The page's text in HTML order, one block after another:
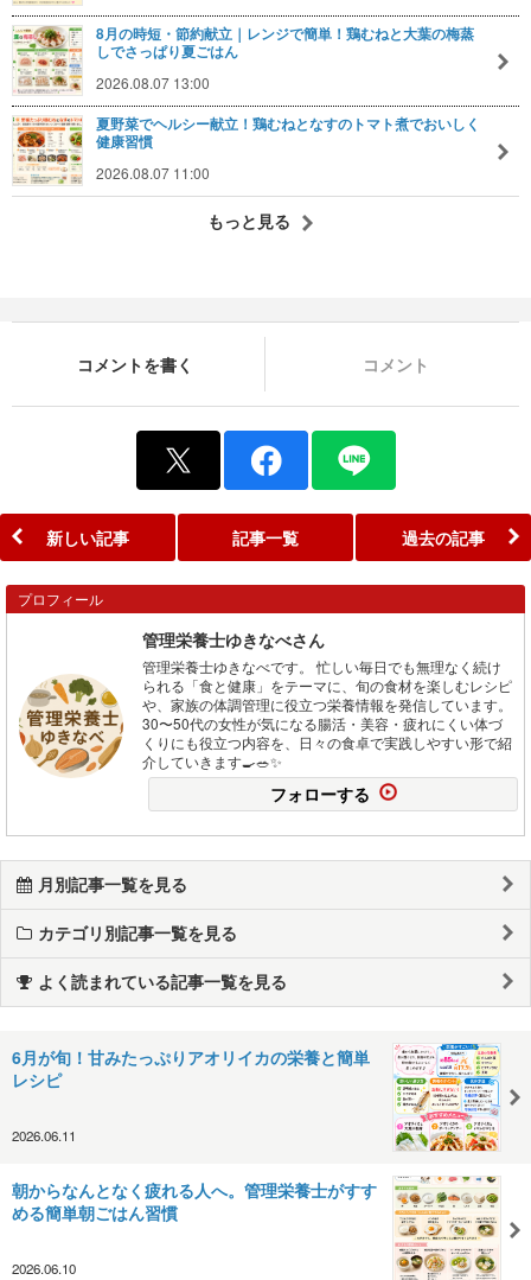
8月の時短・節約献立｜レンジで簡単！鶏むねと大葉の梅蒸
しでさっぱり夏ごはん
2026.08.07 13:00
夏野菜でヘルシー献立！鶏むねとなすのトマト煮でおいしく
健康習慣
2026.08.07 11:00
もっと見る
コメントを書く コメント
新しい記事 記事一覧 過去の記事
プロフィール
管理栄養士ゆきなべさん
管理栄養士ゆきなべです。 忙しい毎日でも無理なく続け
られる「食と健康」をテーマに、旬の食材を楽しむレシピ
や、家族の体調管理に役立つ栄養情報を発信しています。
30〜50代の女性が気になる腸活・美容・疲れにくい体づ
くりにも役立つ内容を、日々の食卓で実践しやすい形で紹
介していきます🍳🥗✨
フォローする
月別記事一覧を見る
カテゴリ別記事一覧を見る
よく読まれている記事一覧を見る
6月が旬！甘みたっぷりアオリイカの栄養と簡単
レシピ
2026.06.11
朝からなんとなく疲れる人へ。管理栄養士がすす
める簡単朝ごはん習慣
2026.06.10